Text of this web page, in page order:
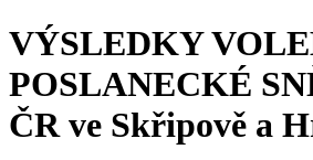
VÝSLEDKY
POSLANECKÉ
ČR ve Skřipově a